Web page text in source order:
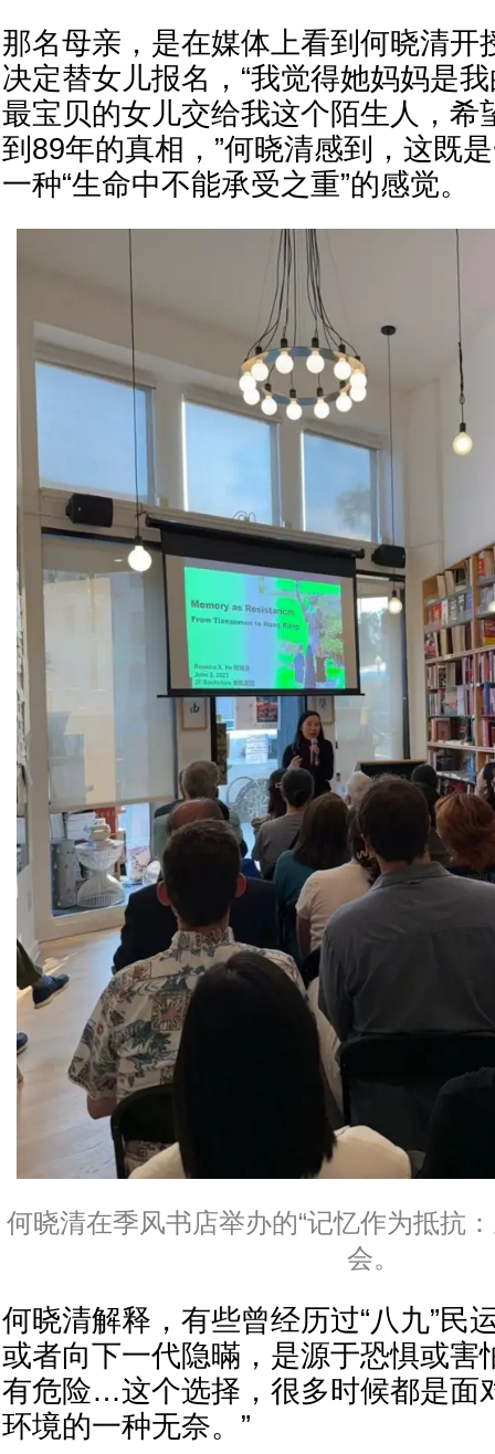
那名母亲，是在媒体上看到何晓清开
决定替女儿报名，“我觉得她妈妈是
最宝贝的女儿交给我这个陌生人，希
到89年的真相，”何晓清感到，这既
一种“生命中不能承受之重”的感觉。
何晓清在季风书店举办的“记忆作为抵抗
会。
何晓清解释，有些曾经历过“八九”民
或者向下一代隐暪，是源于恐惧或害
有危险…这个选择，很多时候都是面
环境的一种无奈。”